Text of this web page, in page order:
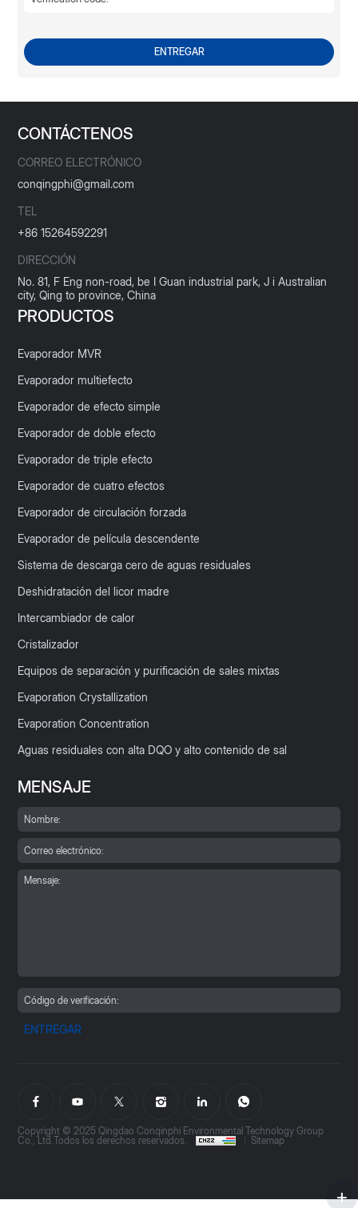
ENTREGAR
CONTÁCTENOS
CORREO ELECTRÓNICO
conqingphi@gmail.com
TEL
+86 15264592291
DIRECCIÓN
No. 81, F Eng non-road, be I Guan industrial park, J i Australian
city, Qing to province, China
PRODUCTOS
Evaporador MVR
Evaporador multiefecto
Evaporador de efecto simple
Evaporador de doble efecto
Evaporador de triple efecto
Evaporador de cuatro efectos
Evaporador de circulación forzada
Evaporador de película descendente
Sistema de descarga cero de aguas residuales
Deshidratación del licor madre
Intercambiador de calor
Cristalizador
Equipos de separación y purificación de sales mixtas
Evaporation Crystallization
Evaporation Concentration
Aguas residuales con alta DQO y alto contenido de sal
MENSAJE
ENTREGAR
Copyright © 2025 Qingdao Conqinphi Environmental Technology Group
Co., Ltd.Todos los derechos reservados.
Sitemap